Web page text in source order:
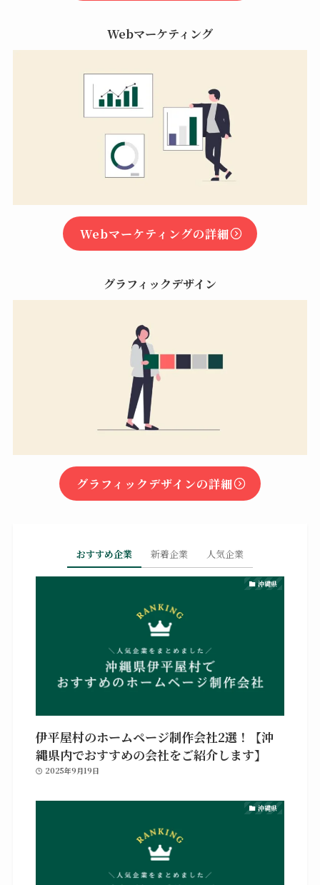
Webマーケティング
Webマーケティングの詳細
グラフィックデザイン
グラフィックデザインの詳細
おすすめ企業 新着企業 人気企業
沖縄県
伊平屋村のホームページ制作会社2選！【沖
縄県内でおすすめの会社をご紹介します】
2025年9月19日
沖縄県